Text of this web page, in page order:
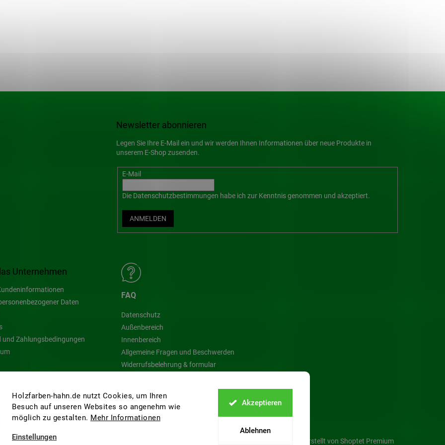
Holzfarben-hahn.de nutzt Cookies, um Ihren
Besuch auf unseren Websites so angenehm wie
möglich zu gestalten. Mehr Informationen
Einstellungen
Ablehnen
Akzeptieren
Unternehmen
Daten
und Zahlungsbedingungen
FAQ
Datenschutz
Außenbereich
Innenbereich
Allgemeine Fragen und Beschwerden
Widerrufsbelehrung & formular
Newsletter abonnieren
Legen Sie Ihre E-Mail ein und wir werden Ihnen Informationen über neue Produkte in
unserem E-Shop zusenden.
E-Mail
Die Datenschutzbestimmungen habe ich zur Kenntnis genommen und akzeptiert.
ANMELDEN
Erstellt von Shoptet Premium
Cookie-Einstellungen ändern